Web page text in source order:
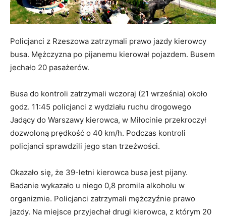
Policjanci z Rzeszowa zatrzymali prawo jazdy kierowcy
busa. Mężczyzna po pijanemu kierował pojazdem. Busem
jechało 20 pasażerów.
Busa do kontroli zatrzymali wczoraj (21 września) około
godz. 11:45 policjanci z wydziału ruchu drogowego
Jadący do Warszawy kierowca, w Miłocinie przekroczył
dozwoloną prędkość o 40 km/h. Podczas kontroli
policjanci sprawdzili jego stan trzeźwości.
Okazało się, że 39-letni kierowca busa jest pijany.
Badanie wykazało u niego 0,8 promila alkoholu w
organizmie. Policjanci zatrzymali mężczyźnie prawo
jazdy. Na miejsce przyjechał drugi kierowca, z którym 20